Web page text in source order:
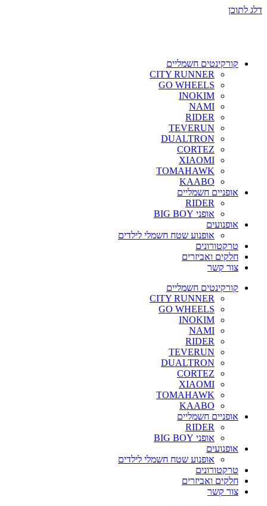
דלג לתוכן
קורקינטים חשמליים
CITY RUNNER
GO WHEELS
INOKIM
NAMI
RIDER
TEVERUN
DUALTRON
CORTEZ
XIAOMI
TOMAHAWK
KAABO
אופניים חשמליים
RIDER
אופני BIG BOY
אופנועים
אופנוע שטח חשמלי לילדים
טרקטורונים
חלקים ואביזרים
צור קשר
קורקינטים חשמליים
CITY RUNNER
GO WHEELS
INOKIM
NAMI
RIDER
TEVERUN
DUALTRON
CORTEZ
XIAOMI
TOMAHAWK
KAABO
אופניים חשמליים
RIDER
אופני BIG BOY
אופנועים
אופנוע שטח חשמלי לילדים
טרקטורונים
חלקים ואביזרים
צור קשר